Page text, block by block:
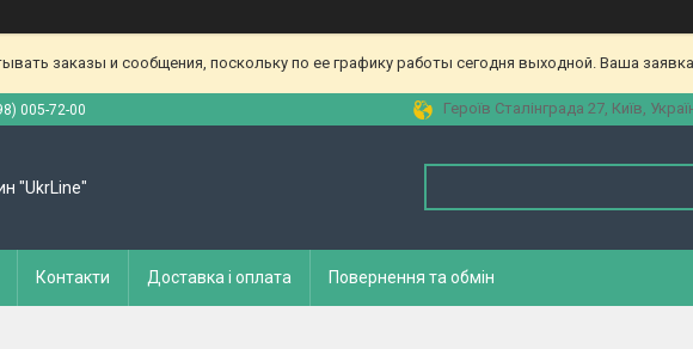
заказы и сообщения, поскольку по ее графику работы сегодня выходной. Ваша
005-72-00 Героїв Сталінграда 27, Київ,
"UkrLine"
Контакти Доставка і оплата Повернення та обмін